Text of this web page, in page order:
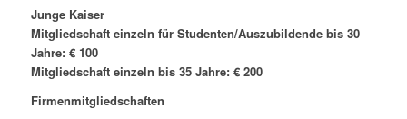
Junge Kaiser
Mitgliedschaft einzeln für Studenten/Auszubildende bis 30
Jahre: € 100
Mitgliedschaft einzeln bis 35 Jahre: € 200
Firmenmitgliedschaften